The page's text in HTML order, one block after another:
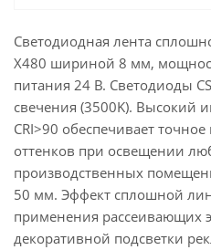
Светодиодная лента
X480 шириной 8 мм,
питания 24 В. Светодиоды
свечения (3500K). Высокий
CRI>90 обеспечивает
оттенков при освещении
производственных
50 мм. Эффект сплошной
применения рассеивающих
декоративной подсветки